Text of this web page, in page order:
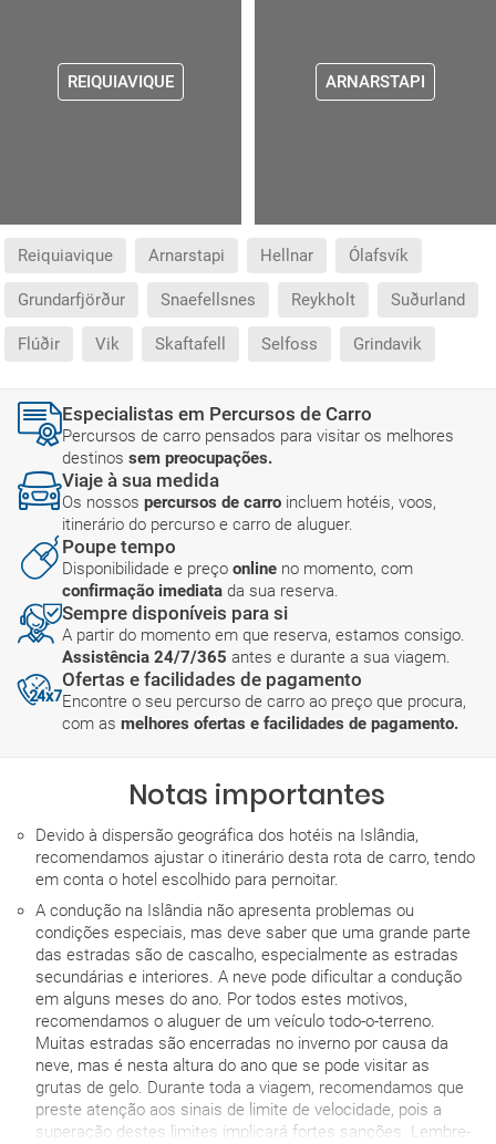
REIQUIAVIQUE ARNARSTAPI
Reiquiavique Arnarstapi Hellnar Ólafsvík
Grundarfjörður Snaefellsnes Reykholt Suðurland
Flúðir Vik Skaftafell Selfoss Grindavik
Especialistas em Percursos de Carro
Percursos de carro pensados para visitar os melhores
destinos sem preocupações.
Viaje à sua medida
Os nossos percursos de carro incluem hotéis, voos,
itinerário do percurso e carro de aluguer.
Poupe tempo
Disponibilidade e preço online no momento, com
confirmação imediata da sua reserva.
Sempre disponíveis para si
A partir do momento em que reserva, estamos consigo.
Assistência 24/7/365 antes e durante a sua viagem.
Ofertas e facilidades de pagamento
Encontre o seu percurso de carro ao preço que procura,
com as melhores ofertas e facilidades de pagamento.
Notas importantes
Devido à dispersão geográfica dos hotéis na Islândia,
recomendamos ajustar o itinerário desta rota de carro, tendo
em conta o hotel escolhido para pernoitar.
A condução na Islândia não apresenta problemas ou
condições especiais, mas deve saber que uma grande parte
das estradas são de cascalho, especialmente as estradas
secundárias e interiores. A neve pode dificultar a condução
em alguns meses do ano. Por todos estes motivos,
recomendamos o aluguer de um veículo todo-o-terreno.
Muitas estradas são encerradas no inverno por causa da
neve, mas é nesta altura do ano que se pode visitar as
grutas de gelo. Durante toda a viagem, recomendamos que
preste atenção aos sinais de limite de velocidade, pois a
superação destes limites implicará fortes sanções. Lembre-